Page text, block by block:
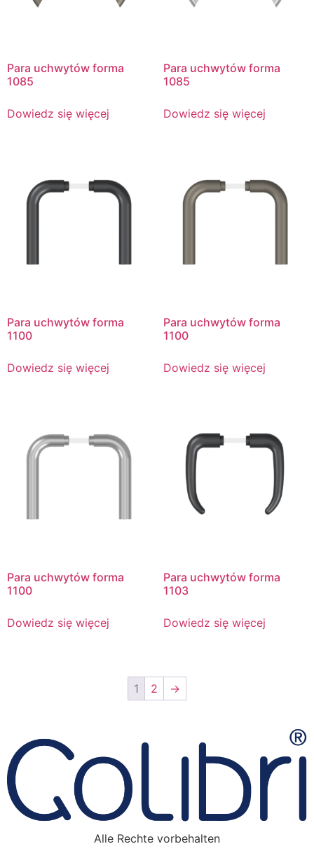
Para uchwytów forma
1085
Dowiedz się więcej
Para uchwytów forma
1085
Dowiedz się więcej
Para uchwytów forma
1100
Dowiedz się więcej
Para uchwytów forma
1100
Dowiedz się więcej
Para uchwytów forma
1100
Dowiedz się więcej
Para uchwytów forma
1103
Dowiedz się więcej
1 2 →
Alle Rechte vorbehalten